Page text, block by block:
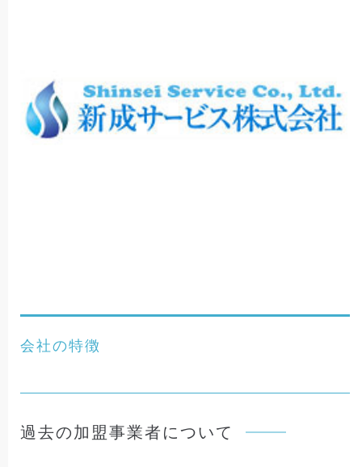
会社の特徴
過去の加盟事業者について